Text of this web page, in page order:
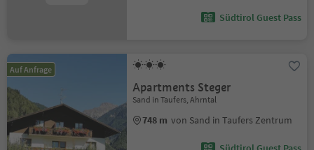
Südtirol Guest Pass
Auf Anfrage
Apartments Steger
Sand in Taufers, Ahrntal
748 m von Sand in Taufers Zentrum